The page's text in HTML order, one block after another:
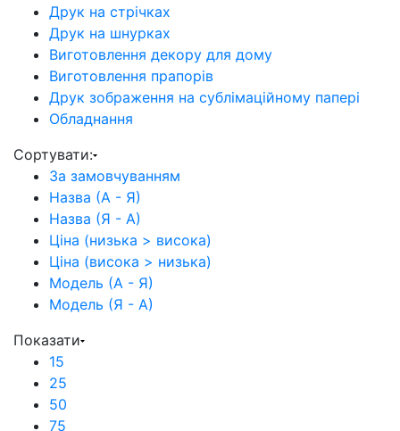
Друк на стрічках
Друк на шнурках
Виготовлення декору для дому
Виготовлення прапорів
Друк зображення на сублімаційному папері
Обладнання
Сортувати:
За замовчуванням
Назва (А - Я)
Назва (Я - А)
Ціна (низька > висока)
Ціна (висока > низька)
Модель (А - Я)
Модель (Я - А)
Показати
15
25
50
75